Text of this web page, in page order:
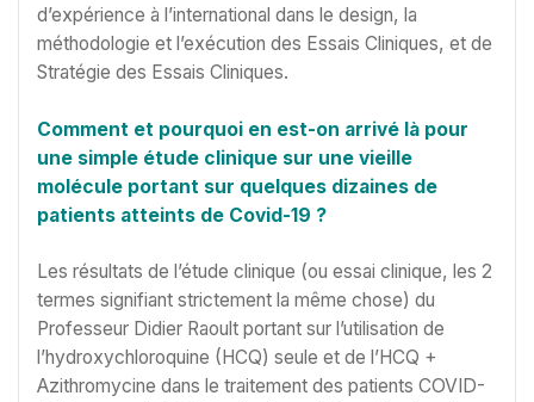
d’expérience à l’international dans le design, la
méthodologie et l’exécution des Essais Cliniques, et de
Stratégie des Essais Cliniques.
Comment et pourquoi en est-on arrivé là pour
une simple étude clinique sur une vieille
molécule portant sur quelques dizaines de
patients atteints de Covid-19 ?
Les résultats de l’étude clinique (ou essai clinique, les 2
termes signifiant strictement la même chose) du
Professeur Didier Raoult portant sur l’utilisation de
l’hydroxychloroquine (HCQ) seule et de l’HCQ +
Azithromycine dans le traitement des patients COVID-